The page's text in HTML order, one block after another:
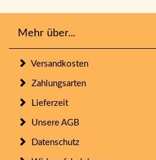
Mehr über...
Versandkosten
Zahlungsarten
Lieferzeit
Unsere AGB
Datenschutz